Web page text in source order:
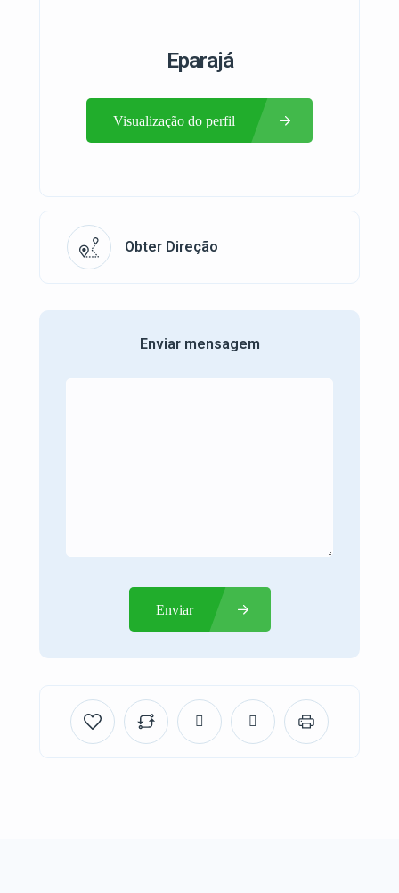
Eparajá
Visualização do perfil
Obter Direção
Enviar mensagem
Enviar